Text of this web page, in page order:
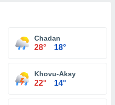
Chadan
28° 18°
Khovu-Aksy
22° 14°